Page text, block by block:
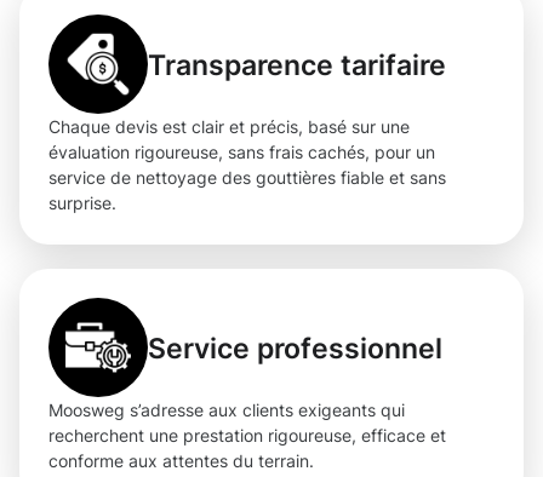
Transparence tarifaire
Chaque devis est clair et précis, basé sur une
évaluation rigoureuse, sans frais cachés, pour un
service de nettoyage des gouttières fiable et sans
surprise.
Service professionnel
Moosweg s’adresse aux clients exigeants qui
recherchent une prestation rigoureuse, efficace et
conforme aux attentes du terrain.